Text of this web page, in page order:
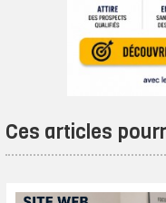
Ces articles